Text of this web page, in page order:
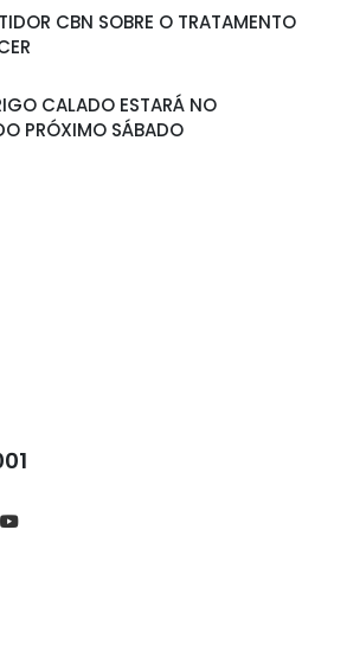
CBN SOBRE O TRATAMENTO
CALADO ESTARÁ NO
PRÓXIMO SÁBADO